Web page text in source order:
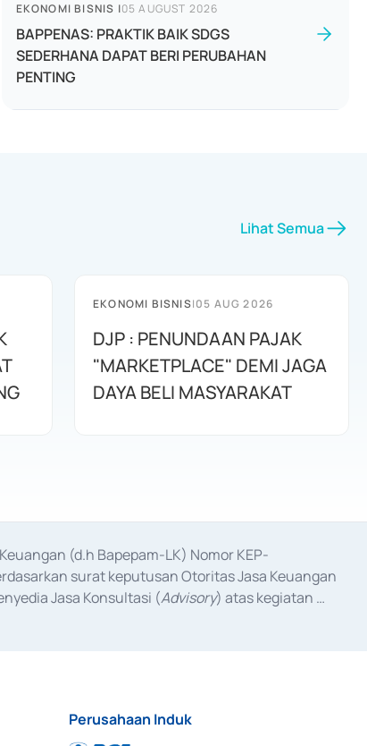
EKONOMI BISNIS |05 AUGUST 2026
BAPPENAS: PRAKTIK BAIK SDGS
SEDERHANA DAPAT BERI PERUBAHAN
PENTING
Lihat Semua
EKONOMI BISNIS|05 AUG 2026
DJP : PENUNDAAN PAJAK
"MARKETPLACE" DEMI JAGA
DAYA BELI MASYARAKAT
(d.h Bapepam-LK) Nomor KEP-
surat keputusan Otoritas Jasa Keuangan
Jasa Konsultasi (Advisory) atas kegiatan
Perusahaan Induk